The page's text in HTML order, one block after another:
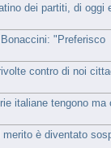
dei partiti, di oggi
"Preferisco
contro di noi
italiane tengono ma
è diventato